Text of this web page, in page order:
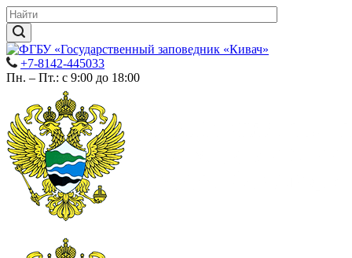
+7-8142-445033
Пн. – Пт.: с 9:00 до 18:00